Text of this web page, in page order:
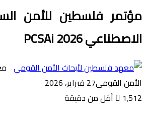
مؤتمر فلسطين للأمن
الاصطناعي PCSAi 2026
الأمن القومي27 فبراير، 2026
1٬512
أقل من دقيقة